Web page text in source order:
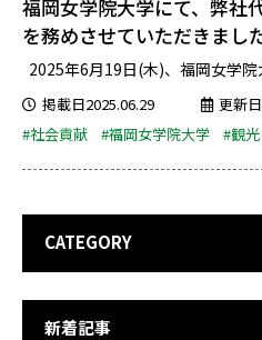
福岡女学院大学にて、弊社
を務めさせていただきまし
2025年6月19日(木)、福岡女学院
掲載日2025.06.29
更新
#社会貢献
#福岡女学院大学 #観光
CATEGORY
新着記事